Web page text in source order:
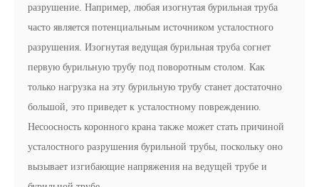
разрушение. Например, любая изогнутая бурильная труба
часто является потенциальным источником усталостного
разрушения. Изогнутая ведущая бурильная труба согнет
первую бурильную трубу под поворотным столом. Как
только нагрузка на эту бурильную трубу станет достаточно
большой, это приведет к усталостному повреждению.
Несоосность коронного крана также может стать причиной
усталостного разрушения бурильной трубы, поскольку оно
вызывает изгибающие напряжения на ведущей трубе и